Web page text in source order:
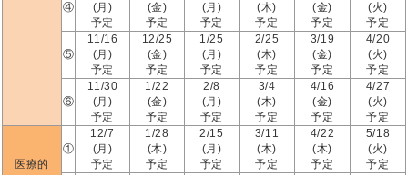
④
(月)
予定
(金)
予定
(月)
予定
(木)
予定
(金)
予定
(火)
予定
⑤
11/16
(月)
予定
12/25
(金)
予定
1/25
(月)
予定
2/25
(木)
予定
3/19
(金)
予定
4/20
(火)
予定
⑥
11/30
(月)
予定
1/22
(金)
予定
2/8
(月)
予定
3/4
(木)
予定
4/16
(金)
予定
4/27
(火)
予定
医療的
①
12/7
(月)
予定
1/28
(木)
予定
2/15
(月)
予定
3/11
(木)
予定
4/22
(木)
予定
5/18
(火)
予定